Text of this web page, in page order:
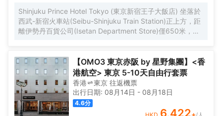
Shinjuku Prince Hotel Tokyo (東京新宿王子大飯店) 坐落於
西武-新宿火車站(Seibu-Shinjuku Train Station)正上方，距
離伊勢丹百貨公司(Isetan Department Store)僅650米，距
地區。 酒店客房採用現代風格設計，為您提供舒適温馨的雅
居空間。所有客房均配有全套傢俱、先進設施和友好的客房
服務，能夠滿足您住宿期間的一切需求。為了給你帶來更多
便利，酒店還設有24小時前台，可提供安排按摩服務和行李
寄存等服務。值得一提的是，酒店25樓設有一間享有城市全
景的日本餐廳，供應創意日本料理並設有酒吧，定能給您帶
【OMO3 東京赤阪 by 星野集團】<香
港航空> 東京 5-10天自由行套票
香港 東京 往返機票
出行日期: 08月14日 - 08月18日
4.6分
6,422+